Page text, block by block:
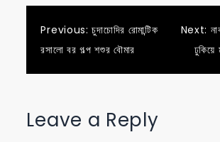
Post
navigation
Previous: চুদাচোদির রোমান্টিক
রসালো বর গল্প শশুর বৌমার
Next:
ঢুকিয়ে
Leave a Reply